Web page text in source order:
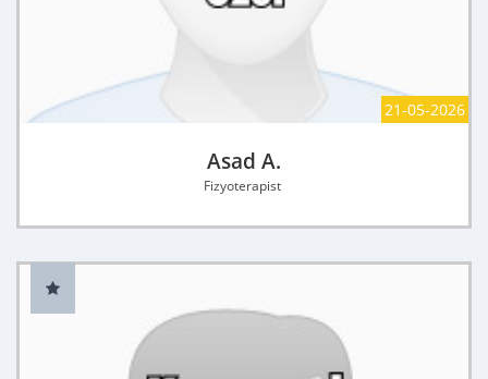
21-05-2026
Asad A.
Fizyoterapist